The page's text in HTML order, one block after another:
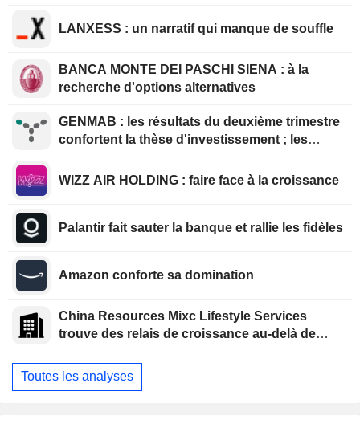
LANXESS : un narratif qui manque de souffle
BANCA MONTE DEI PASCHI SIENA : à la
recherche d'options alternatives
GENMAB : les résultats du deuxième trimestre
confortent la thèse d'investissement ; les
WIZZ AIR HOLDING : faire face à la croissance
Palantir fait sauter la banque et rallie les fidèles
Amazon conforte sa domination
China Resources Mixc Lifestyle Services
trouve des relais de croissance au-delà de
Toutes les analyses